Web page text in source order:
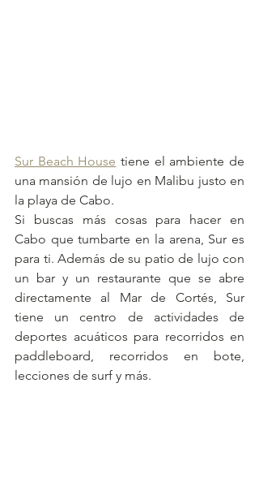
Sur Beach House tiene el ambiente de
una mansión de lujo en Malibu justo en
la playa de Cabo.
Si buscas más cosas para hacer en
Cabo que tumbarte en la arena, Sur es
para ti. Además de su patio de lujo con
un bar y un restaurante que se abre
directamente al Mar de Cortés, Sur
tiene un centro de actividades de
deportes acuáticos para recorridos en
paddleboard, recorridos en bote,
lecciones de surf y más.